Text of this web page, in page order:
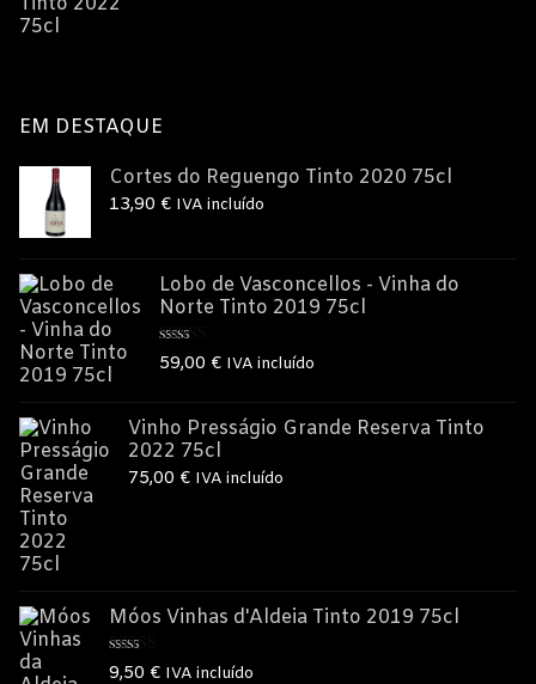
EM DESTAQUE
Cortes do Reguengo Tinto 2020 75cl
13,90 € IVA incluído
Lobo de Vasconcellos - Vinha do
Norte Tinto 2019 75cl
Avaliação
5.00de 5
59,00 € IVA incluído
Vinho Presságio Grande Reserva Tinto
2022 75cl
75,00 € IVA incluído
Móos Vinhas d'Aldeia Tinto 2019 75cl
Avaliação
9,50 € IVA incluído